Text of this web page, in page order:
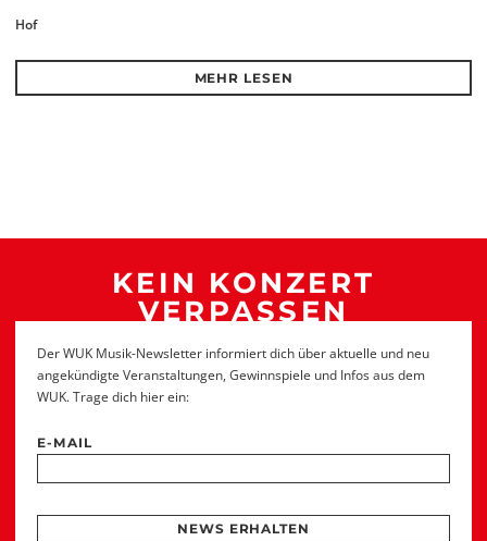
Hof
MEHR LESEN
KEIN KONZERT
VERPASSEN
Der WUK Musik-Newsletter informiert dich über aktuelle und neu
angekündigte Veranstaltungen, Gewinnspiele und Infos aus dem
WUK. Trage dich hier ein:
E-MAIL
NEWS ERHALTEN